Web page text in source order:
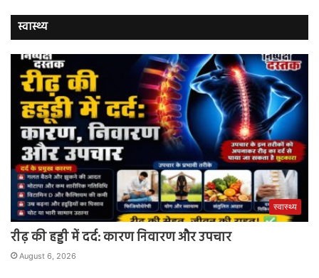
स्वास्थ्य
स्वास्थ्य
रीढ़ की हड्डी में दर्द: कारण निवारण और उपचार
August 6, 2026